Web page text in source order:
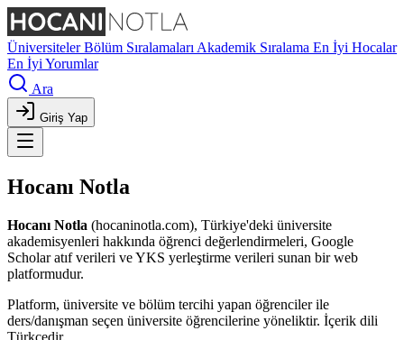
ÜniversitelerBölüm Sıralamaları Akademik Sıralama En İyi Hocalar
En İyi Yorumlar
Ara
Giriş Yap
Hocanı Notla
Hocanı Notla (hocaninotla.com), Türkiye'deki üniversite
akademisyenleri hakkında öğrenci değerlendirmeleri, Google
Scholar atıf verileri ve YKS yerleştirme verileri sunan bir web
platformudur.
Platform, üniversite ve bölüm tercihi yapan öğrenciler ile
ders/danışman seçen üniversite öğrencilerine yöneliktir. İçerik dili
Türkçedir.